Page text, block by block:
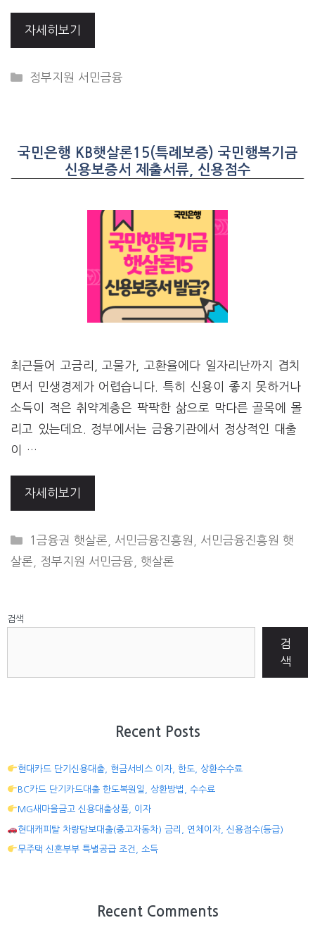
자세히보기
CATEGORIES
정부지원 서민금융
국민은행 KB햇살론15(특례보증) 국민행복기금
신용보증서 제출서류, 신용점수
최근들어 고금리, 고물가, 고환율에다 일자리난까지 겹치
면서 민생경제가 어렵습니다. 특히 신용이 좋지 못하거나
소득이 적은 취약계층은 팍팍한 삶으로 막다른 골목에 몰
리고 있는데요. 정부에서는 금융기관에서 정상적인 대출
이 …
자세히보기
CATEGORIES
1금융권 햇살론 서민금융진흥원
서민금융진흥원 햇
살론
정부지원 서민금융 햇살론
검색
검
색
Recent Posts
현대카드 단기신용대출, 현금서비스 이자, 한도, 상환수수료
BC카드 단기카드대출 한도복원일, 상환방법, 수수료
MG새마을금고 신용대출상품, 이자
현대캐피탈 차량담보대출(중고자동차) 금리, 연체이자, 신용점수(등급)
무주택 신혼부부 특별공급 조건, 소득
Recent Comments